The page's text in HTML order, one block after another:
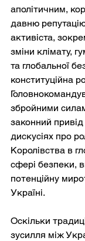
аполітичним,
давню
активіста,
зміни клімату,
та глобальної
конституційна
збройними
законний
дискусіях про
Королівства в
сфері безпеки,
потенційну
Україні.
Оскільки
зусилля між